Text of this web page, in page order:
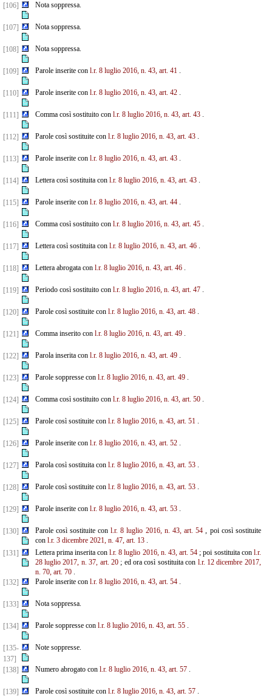
[106] Nota soppressa.
[107] Nota soppressa.
[108] Nota soppressa.
[109] Parole inserite con l.r. 8 luglio 2016, n. 43, art. 41.
[110] Parole inserite con l.r. 8 luglio 2016, n. 43, art. 42.
[111] Comma così sostituito con l.r. 8 luglio 2016, n. 43, art. 43.
[112] Parole così sostituite con l.r. 8 luglio 2016, n. 43, art. 43.
[113] Parole inserite con l.r. 8 luglio 2016, n. 43, art. 43.
[114] Lettera così sostituita con l.r. 8 luglio 2016, n. 43, art. 43.
[115] Parole inserite con l.r. 8 luglio 2016, n. 43, art. 44.
[116] Comma così sostituito con l.r. 8 luglio 2016, n. 43, art. 45.
[117] Lettera così sostituita con l.r. 8 luglio 2016, n. 43, art. 46.
[118] Lettera abrogata con l.r. 8 luglio 2016, n. 43, art. 46.
[119] Periodo così sostituito con l.r. 8 luglio 2016, n. 43, art. 47.
[120] Parole così sostituite con l.r. 8 luglio 2016, n. 43, art. 48.
[121] Comma inserito con l.r. 8 luglio 2016, n. 43, art. 49.
[122] Parola inserita con l.r. 8 luglio 2016, n. 43, art. 49.
[123] Parole soppresse con l.r. 8 luglio 2016, n. 43, art. 49.
[124] Comma così sostituito con l.r. 8 luglio 2016, n. 43, art. 50.
[125] Parole così sostituite con l.r. 8 luglio 2016, n. 43, art. 51.
[126] Parole inserite con l.r. 8 luglio 2016, n. 43, art. 52.
[127] Parola così sostituita con l.r. 8 luglio 2016, n. 43, art. 53.
[128] Parole così sostituite con l.r. 8 luglio 2016, n. 43, art. 53.
[129] Parole inserite con l.r. 8 luglio 2016, n. 43, art. 53.
[130] Parole così sostituite conl.r. 8 luglio 2016, n. 43, art. 54 , poi così sostituite
con l.r. 3 dicembre 2021, n. 47, art. 13.
[131]
Lettera prima inserita conl.r. 8 luglio 2016, n. 43, art. 54 ; poi sostituita con l.r.
28 luglio 2017, n. 37, art. 20; ed ora così sostituita con l.r. 12 dicembre 2017,
n. 70, art. 70.
[132]
Parole inserite con l.r. 8 luglio 2016, n. 43, art. 54.
[133] Nota soppressa.
[134] Parole soppresse con l.r. 8 luglio 2016, n. 43, art. 55.
[135-
137]
Note soppresse.
[138] Numero abrogato con l.r. 8 luglio 2016, n. 43, art. 57.
[139] Parole così sostituite con l.r. 8 luglio 2016, n. 43, art. 57.